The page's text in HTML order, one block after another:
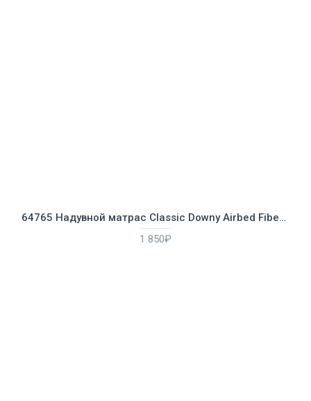
64765 Надувной матрас Classic Downy Airbed Fiber-Tech, 152х203х25см с подушками и насосом
1 850₽